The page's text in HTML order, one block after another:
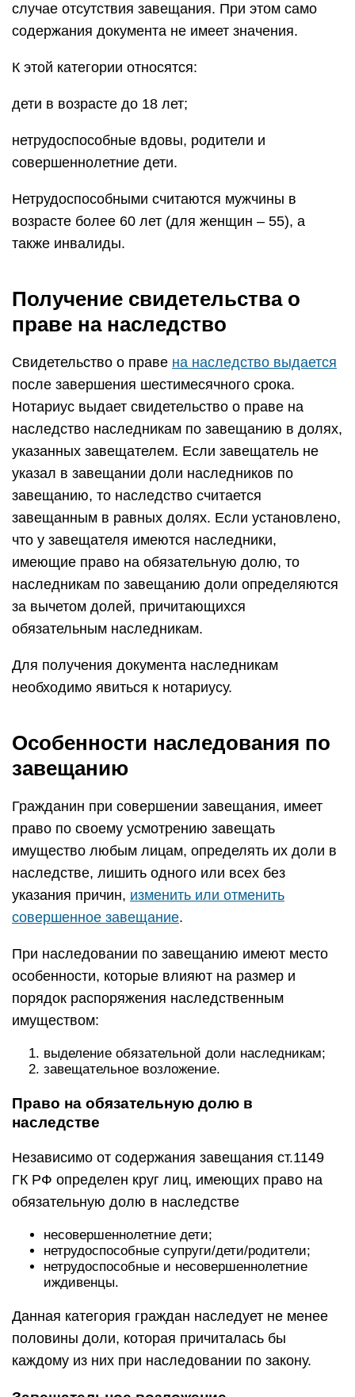
случае отсутствия завещания. При этом само
содержания документа не имеет значения.
К этой категории относятся:
дети в возрасте до 18 лет;
нетрудоспособные вдовы, родители и
совершеннолетние дети.
Нетрудоспособными считаются мужчины в
возрасте более 60 лет (для женщин – 55), а
также инвалиды.
Получение свидетельства о
праве на наследство
Свидетельство о праве на наследство выдается
после завершения шестимесячного срока.
Нотариус выдает свидетельство о праве на
наследство наследникам по завещанию в долях,
указанных завещателем. Если завещатель не
указал в завещании доли наследников по
завещанию, то наследство считается
завещанным в равных долях. Если установлено,
что у завещателя имеются наследники,
имеющие право на обязательную долю, то
наследникам по завещанию доли определяются
за вычетом долей, причитающихся
обязательным наследникам.
Для получения документа наследникам
необходимо явиться к нотариусу.
Особенности наследования по
завещанию
Гражданин при совершении завещания, имеет
право по своему усмотрению завещать
имущество любым лицам, определять их доли в
наследстве, лишить одного или всех без
указания причин, изменить или отменить
совершенное завещание.
При наследовании по завещанию имеют место
особенности, которые влияют на размер и
порядок распоряжения наследственным
имуществом:
выделение обязательной доли наследникам;
завещательное возложение.
Право на обязательную долю в
наследстве
Независимо от содержания завещания ст.1149
ГК РФ определен круг лиц, имеющих право на
обязательную долю в наследстве
несовершеннолетние дети;
нетрудоспособные супруги/дети/родители;
нетрудоспособные и несовершеннолетние
иждивенцы.
Данная категория граждан наследует не менее
половины доли, которая причиталась бы
каждому из них при наследовании по закону.